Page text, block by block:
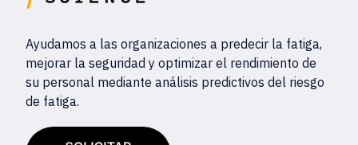
Ayudamos a las organizaciones a predecir la fatiga,
mejorar la seguridad y optimizar el rendimiento de
su personal mediante análisis predictivos del riesgo
de fatiga.